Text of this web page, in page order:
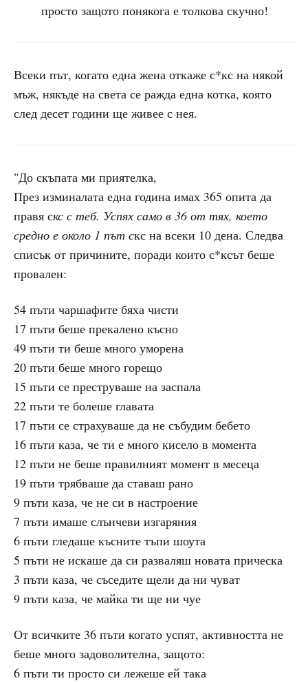
просто защото понякога е толкова скучно!
Всеки път, когато една жена откаже с*кс на някой
мъж, някъде на света се ражда една котка, която
след десет години ще живее с нея.
"До скъпата ми приятелка,
През изминалата една година имах 365 опита да
правя скс с теб. Успях само в 36 от тях, което
средно е около 1 път скс на всеки 10 дена. Следва
списък от причините, поради които с*ксът беше
провален:
54 пъти чаршафите бяха чисти
17 пъти беше прекалено късно
49 пъти ти беше много уморена
20 пъти беше много горещо
15 пъти се преструваше на заспала
22 пъти те болеше главата
17 пъти се страхуваше да не събудим бебето
16 пъти каза, че ти е много кисело в момента
12 пъти не беше правилният момент в месеца
19 пъти трябваше да ставаш рано
9 пъти каза, че не си в настроение
7 пъти имаше слънчеви изгаряния
6 пъти гледаше късните тъпи шоута
5 пъти не искаше да си разваляш новата прическа
3 пъти каза, че съседите щели да ни чуват
9 пъти каза, че майка ти ще ни чуе
От всичките 36 пъти когато успят, активността не
беше много задоволителна, защото:
6 пъти ти просто си лежеше ей така